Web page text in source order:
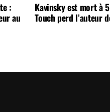
:
au
Kavinsky est mort à
Touch perd l’auteur